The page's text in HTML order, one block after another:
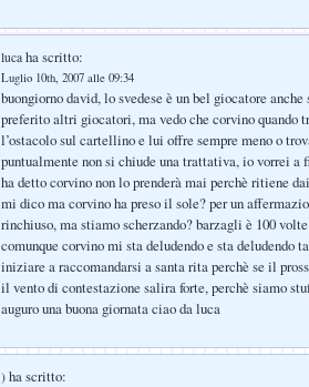
luca ha scritto:
Luglio 10th, 2007 alle 09:34
buongiorno david, lo svedese è un bel giocatore
preferito altri giocatori, ma vedo che corvino quando
l’ostacolo sul cartellino e lui offre sempre meno o
puntualmente non si chiude una trattativa, io vorrei a
ha detto corvino non lo prenderà mai perchè ritiene
mi dico ma corvino ha preso il sole? per un
rinchiuso, ma stiamo scherzando? barzagli è 100
comunque corvino mi sta deludendo e sta deludendo
iniziare a raccomandarsi a santa rita perchè se il
il vento di contestazione salira forte, perchè siamo
auguro una buona giornata ciao da luca
) ha scritto: